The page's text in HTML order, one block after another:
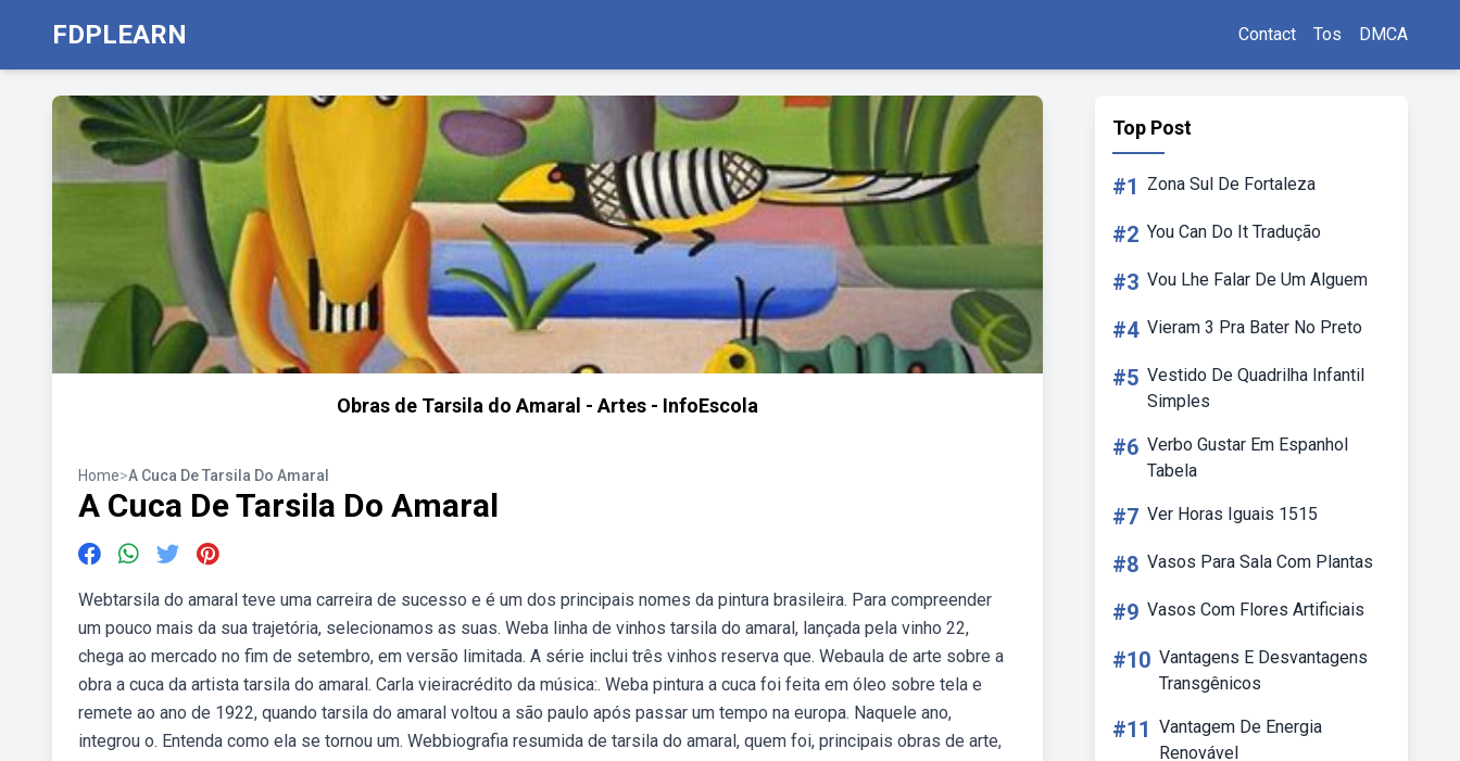
FDPLEARN Contact Tos DMCA
Obras de Tarsila do Amaral - Artes - InfoEscola
Home>A Cuca De Tarsila Do Amaral
A Cuca De Tarsila Do Amaral
Webtarsila do amaral teve uma carreira de sucesso e é um dos principais nomes da pintura brasileira. Para compreender
um pouco mais da sua trajetória, selecionamos as suas. Weba linha de vinhos tarsila do amaral, lançada pela vinho 22,
chega ao mercado no fim de setembro, em versão limitada. A série inclui três vinhos reserva que. Webaula de arte sobre a
obra a cuca da artista tarsila do amaral. Carla vieiracrédito da música:. Weba pintura a cuca foi feita em óleo sobre tela e
remete ao ano de 1922, quando tarsila do amaral voltou a são paulo após passar um tempo na europa. Naquele ano,
integrou o. Entenda como ela se tornou um. Webbiografia resumida de tarsila do amaral, quem foi, principais obras de arte,
Top Post
#1 Zona Sul De Fortaleza
#2 You Can Do It Tradução
#3 Vou Lhe Falar De Um Alguem
#4 Vieram 3 Pra Bater No Preto
#5 Vestido De Quadrilha Infantil
Simples
#6 Verbo Gustar Em Espanhol
Tabela
#7 Ver Horas Iguais 1515
#8 Vasos Para Sala Com Plantas
#9 Vasos Com Flores Artificiais
#10 Vantagens E Desvantagens
Transgênicos
#11 Vantagem De Energia
Renovável